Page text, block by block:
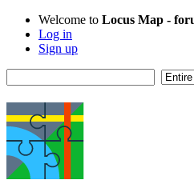
Welcome to Locus Map -
Log in
Sign up